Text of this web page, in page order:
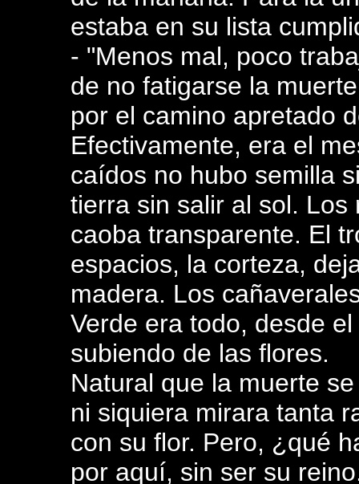
estaba en su lista
- "Menos mal, poco
de no fatigarse la
por el camino apretado
Efectivamente, era el
caídos no hubo semilla
tierra sin salir al sol.
caoba transparente. El
espacios, la corteza,
madera. Los
Verde era todo, desde
subiendo de las flores.
Natural que la muerte
ni siquiera mirara tanta
con su flor. Pero, ¿qué
por aquí, sin ser su